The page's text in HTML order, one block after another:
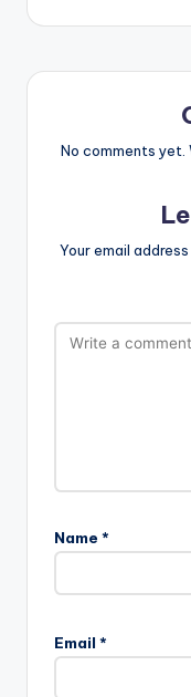
No comments yet.
Your email
Name *
Email *